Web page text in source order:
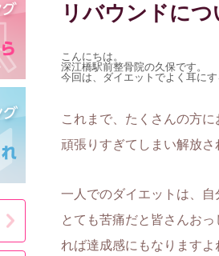
リバウンドにつ
こんにちは。
深江橋駅前整骨院の久保です。
今回は、ダイエットでよく耳に
これまで、たくさんの方
頑張りすぎてしまい解放さ
一人でのダイエットは、
とても苦痛だと皆さんお
れば達成感にもなりますよ